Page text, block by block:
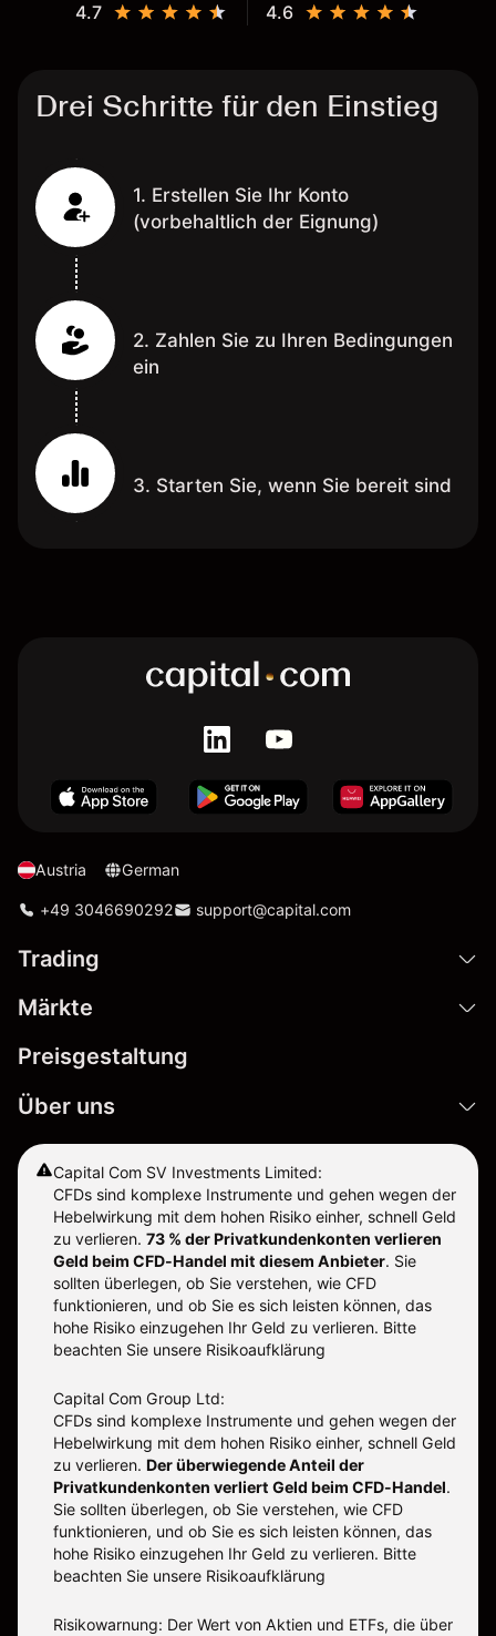
4.7 4.6
Drei Schritte für den Einstieg
1. Erstellen Sie Ihr Konto
(vorbehaltlich der Eignung)
2. Zahlen Sie zu Ihren Bedingungen
ein
3. Starten Sie, wenn Sie bereit sind
Austria German
+49 3046690292 support@capital.com
Trading
Märkte
Preisgestaltung
Über uns
Capital Com SV Investments Limited:
CFDs sind komplexe Instrumente und gehen wegen der
Hebelwirkung mit dem hohen Risiko einher, schnell Geld
zu verlieren. 73 % der Privatkundenkonten verlieren
Geld beim CFD-Handel mit diesem Anbieter. Sie
sollten überlegen, ob Sie verstehen, wie CFD
funktionieren, und ob Sie es sich leisten können, das
hohe Risiko einzugehen Ihr Geld zu verlieren. Bitte
beachten Sie unsere Risikoaufklärung
Capital Com Group Ltd:
CFDs sind komplexe Instrumente und gehen wegen der
Hebelwirkung mit dem hohen Risiko einher, schnell Geld
zu verlieren. Der überwiegende Anteil der
Privatkundenkonten verliert Geld beim CFD-Handel.
Sie sollten überlegen, ob Sie verstehen, wie CFD
funktionieren, und ob Sie es sich leisten können, das
hohe Risiko einzugehen Ihr Geld zu verlieren. Bitte
beachten Sie unsere Risikoaufklärung
Risikowarnung: Der Wert von Aktien und ETFs, die über